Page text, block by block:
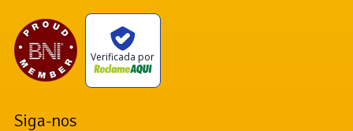
Verificada por
Siga-nos